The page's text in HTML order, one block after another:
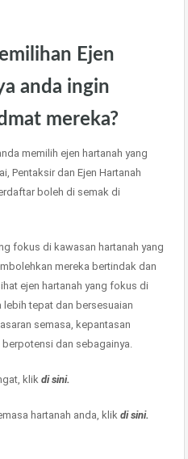
Ejen
anda ingin
mereka?
memilih ejen hartanah yang
Pentaksir dan Ejen Hartanah
boleh di semak di
fokus di kawasan hartanah yang
mereka bertindak dan
ejen hartanah yang fokus di
tepat dan bersesuaian
semasa, kepantasan
dan sebagainya.
klik di sini.
hartanah anda, klik di sini.